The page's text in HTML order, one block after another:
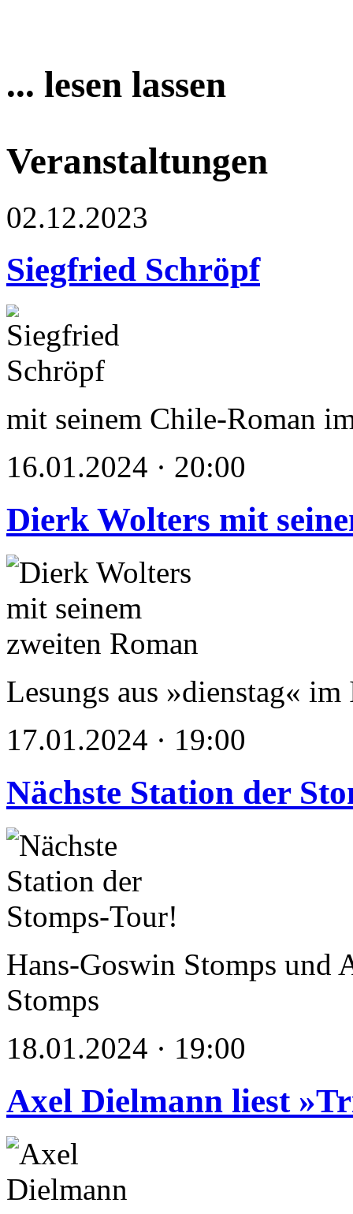
... lesen lassen
Veranstaltungen
02.12.2023
Siegfried Schröpf
mit seinem Chile-Roman
16.01.2024 · 20:00
Dierk Wolters mit
Lesungs aus »dienstag«
17.01.2024 · 19:00
Nächste Station der
Hans-Goswin Stomps und
Stomps
18.01.2024 · 19:00
Axel Dielmann liest